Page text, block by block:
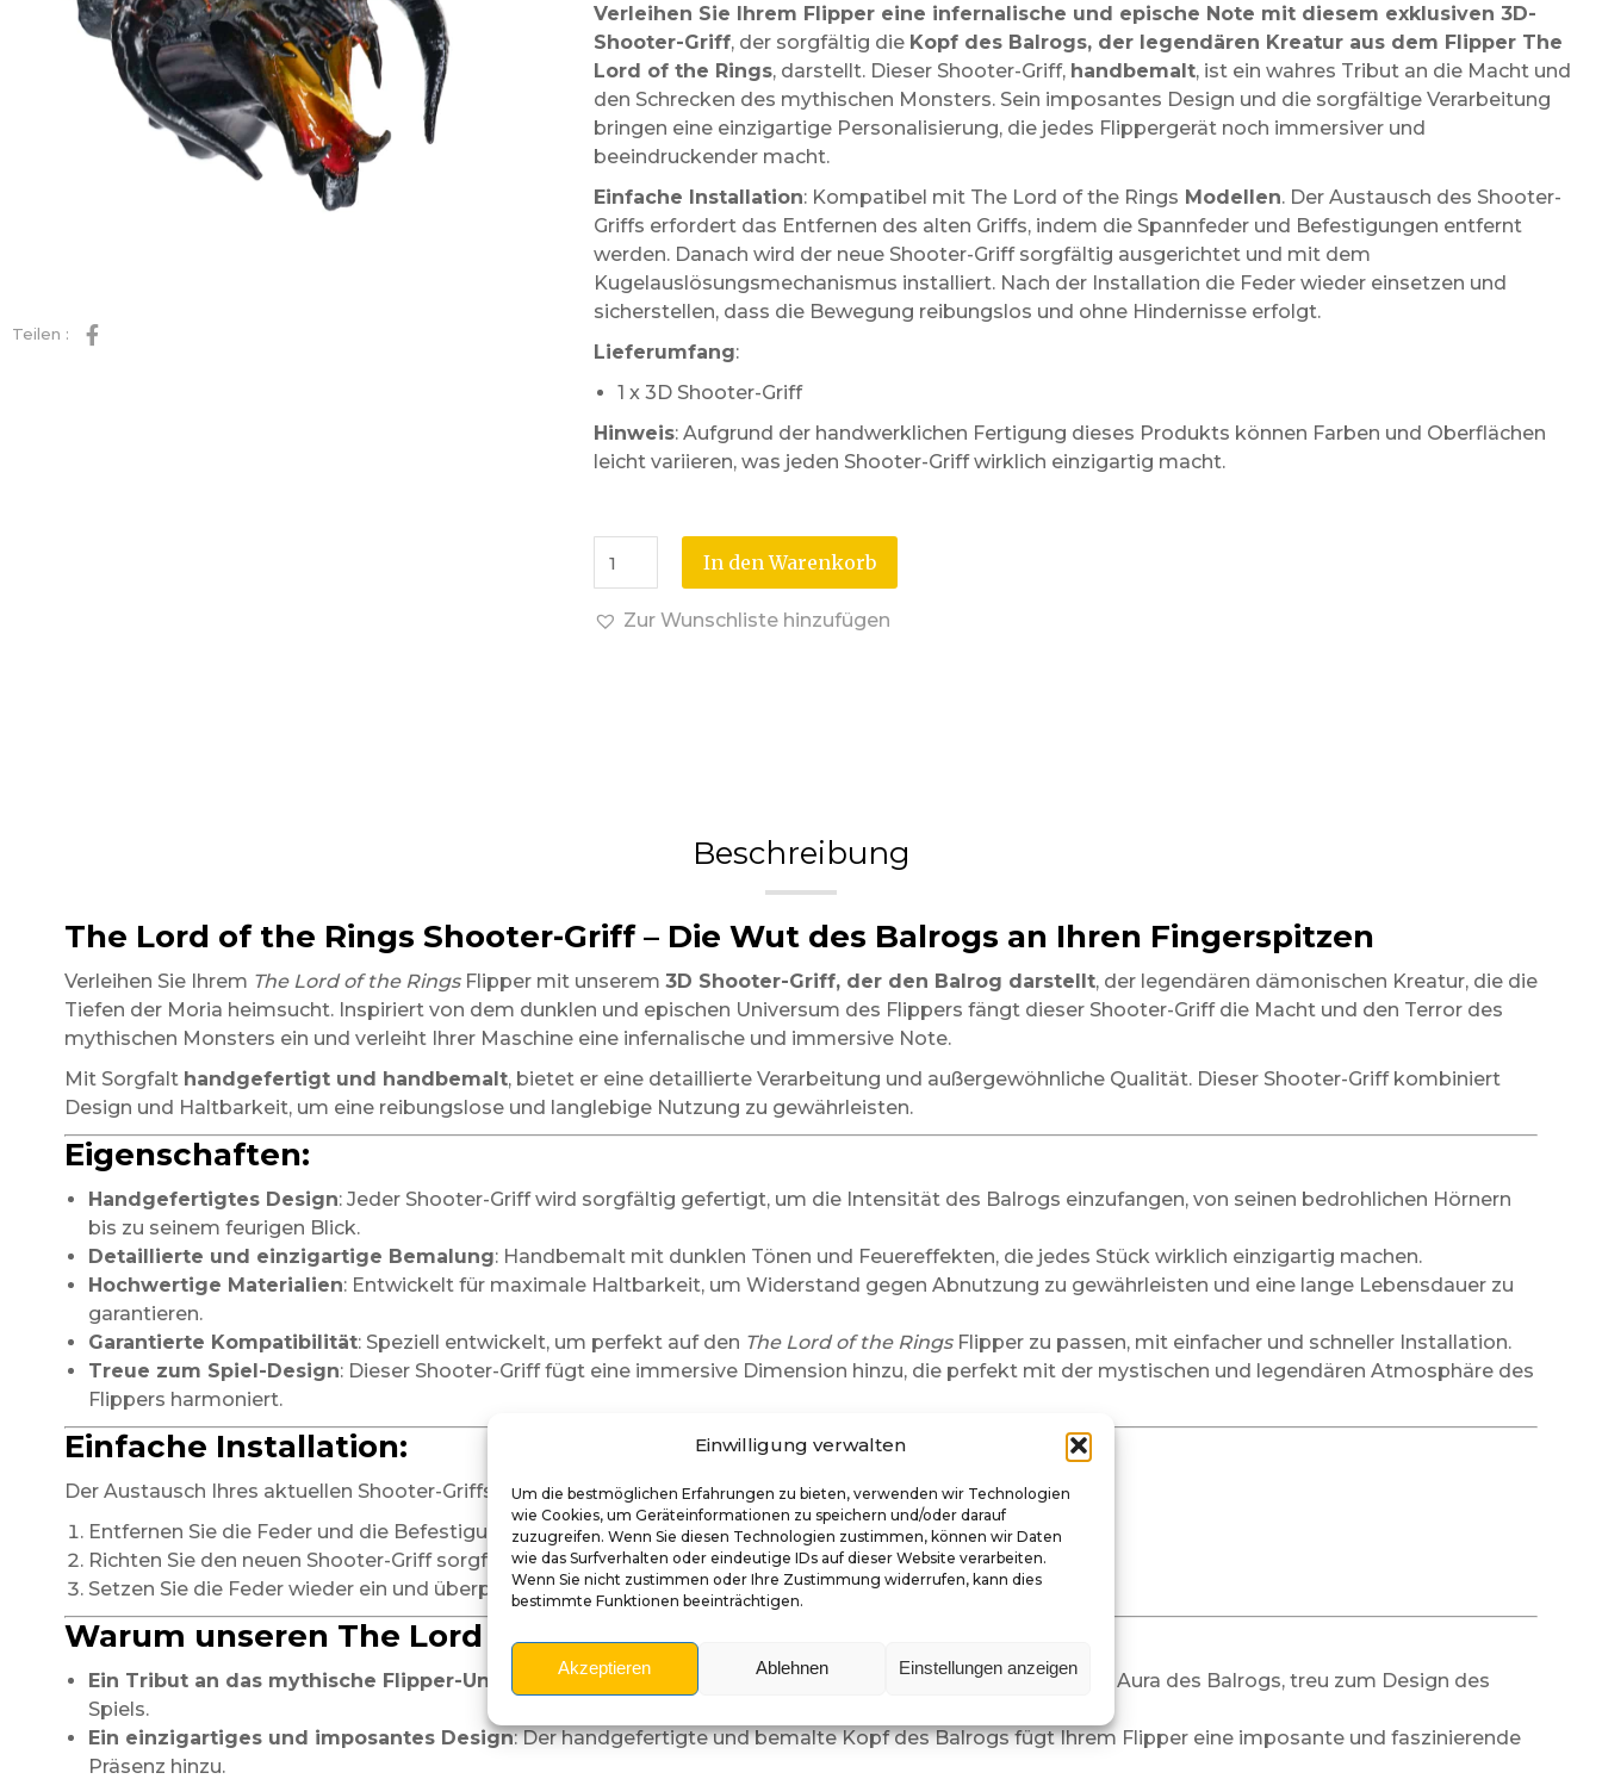
Einwilligung verwalten
Um die bestmöglichen Erfahrungen zu bieten, verwenden wir Technologien
wie Cookies, um Geräteinformationen zu speichern und/oder darauf
zuzugreifen. Wenn Sie diesen Technologien zustimmen, können wir Daten
wie das Surfverhalten oder eindeutige IDs auf dieser Website verarbeiten.
Wenn Sie nicht zustimmen oder Ihre Zustimmung widerrufen, kann dies
bestimmte Funktionen beeinträchtigen.
Akzeptieren Ablehnen Einstellungen anzeigen
Teilen :
Verleihen Sie Ihrem Flipper eine infernalische und epische Note mit diesem exklusiven 3D-
Shooter-Griff, der sorgfältig die Kopf des Balrogs, der legendären Kreatur aus dem Flipper The
Lord of the Rings, darstellt. Dieser Shooter-Griff, handbemalt, ist ein wahres Tribut an die Macht und
den Schrecken des mythischen Monsters. Sein imposantes Design und die sorgfältige Verarbeitung
bringen eine einzigartige Personalisierung, die jedes Flippergerät noch immersiver und
beeindruckender macht.
Einfache Installation: Kompatibel mit The Lord of the Rings Modellen. Der Austausch des Shooter-
Griffs erfordert das Entfernen des alten Griffs, indem die Spannfeder und Befestigungen entfernt
werden. Danach wird der neue Shooter-Griff sorgfältig ausgerichtet und mit dem
Kugelauslösungsmechanismus installiert. Nach der Installation die Feder wieder einsetzen und
sicherstellen, dass die Bewegung reibungslos und ohne Hindernisse erfolgt.
Lieferumfang:
1 x 3D Shooter-Griff
Hinweis: Aufgrund der handwerklichen Fertigung dieses Produkts können Farben und Oberflächen
leicht variieren, was jeden Shooter-Griff wirklich einzigartig macht.
In den Warenkorb
Zur Wunschliste hinzufügen
Beschreibung
The Lord of the Rings Shooter-Griff – Die Wut des Balrogs an Ihren Fingerspitzen
Verleihen Sie Ihrem The Lord of the RingsFlipper mit unserem 3D Shooter-Griff, der den Balrog darstellt, der legendären dämonischen Kreatur, die die
Tiefen der Moria heimsucht. Inspiriert von dem dunklen und epischen Universum des Flippers fängt dieser Shooter-Griff die Macht und den Terror des
mythischen Monsters ein und verleiht Ihrer Maschine eine infernalische und immersive Note.
Mit Sorgfalt handgefertigt und handbemalt, bietet er eine detaillierte Verarbeitung und außergewöhnliche Qualität. Dieser Shooter-Griff kombiniert
Design und Haltbarkeit, um eine reibungslose und langlebige Nutzung zu gewährleisten.
Eigenschaften:
Handgefertigtes Design: Jeder Shooter-Griff wird sorgfältig gefertigt, um die Intensität des Balrogs einzufangen, von seinen bedrohlichen Hörnern
bis zu seinem feurigen Blick.
Detaillierte und einzigartige Bemalung: Handbemalt mit dunklen Tönen und Feuereffekten, die jedes Stück wirklich einzigartig machen.
Hochwertige Materialien: Entwickelt für maximale Haltbarkeit, um Widerstand gegen Abnutzung zu gewährleisten und eine lange Lebensdauer zu
garantieren.
Garantierte Kompatibilität: Speziell entwickelt, um perfekt auf den The Lord of the RingsFlipper zu passen, mit einfacher und schneller Installation.
Treue zum Spiel-Design: Dieser Shooter-Griff fügt eine immersive Dimension hinzu, die perfekt mit der mystischen und legendären Atmosphäre des
Flippers harmoniert.
Einfache Installation:
Der Austausch Ihres aktuellen Shooter-Griffs ist schnell und einfach. Einfach:
Entfernen Sie die Feder und die Befestigungen Ihres alten Shooter-Griffs.
Richten Sie den neuen Shooter-Griff sorgfältig am Kugelauslösungsmechanismus aus.
Setzen Sie die Feder wieder ein und überprüfen Sie, ob die Bewegung vor der Verwendung reibungslos ist.
Warum unseren The Lord of the Rings Shooter-Griff wählen?
Ein Tribut an das mythische Flipper-Universum: Dieser Shooter-Griff verkörpert die Macht und die böse Aura des Balrogs, treu zum Design des
Spiels.
Ein einzigartiges und imposantes Design: Der handgefertigte und bemalte Kopf des Balrogs fügt Ihrem Flipper eine imposante und faszinierende
Präsenz hinzu.